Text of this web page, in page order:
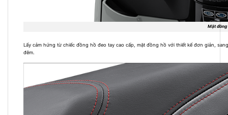
Mặt đồng
Lấy cảm hứng từ chiếc đồng hồ đeo tay cao cấp, mặt đồng hồ với thiết kế đơn giản,
đêm.